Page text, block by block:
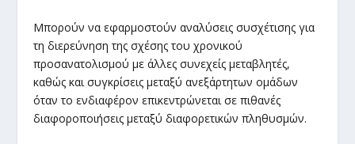
Μπορούν να εφαρμοστούν αναλύσεις συσχέτισης για
τη διερεύνηση της σχέσης του χρονικού
προσανατολισμού με άλλες συνεχείς μεταβλητές,
καθώς και συγκρίσεις μεταξύ ανεξάρτητων ομάδων
όταν το ενδιαφέρον επικεντρώνεται σε πιθανές
διαφοροποιήσεις μεταξύ διαφορετικών πληθυσμών.